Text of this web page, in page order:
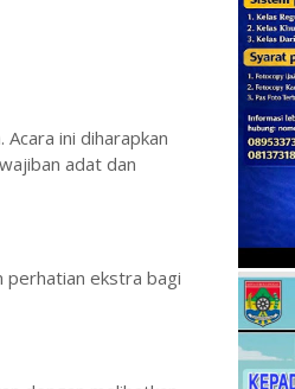
ini diharapkan
adat dan
perhatian ekstra bagi